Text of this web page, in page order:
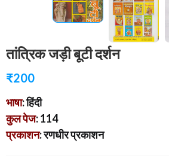
तांत्रिक जड़ी बूटी दर्शन
₹200
भाषा: हिंदी
कुल पेज: 114
प्रकाशन: रणधीर प्रकाशन